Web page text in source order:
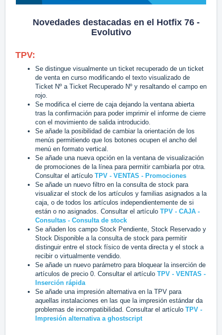
Novedades destacadas en el Hotfix 76 -
Evolutivo
TPV:
Se distingue visualmente un ticket recuperado de un ticket
de venta en curso modificando el texto visualizado de
Ticket Nº a Ticket Recuperado Nº y resaltando el campo en
rojo.
Se modifica el cierre de caja dejando la ventana abierta
tras la confirmación para poder imprimir el informe de cierre
con el movimiento de salida introducido.
Se añade la posibilidad de cambiar la orientación de los
menús permitiendo que los botones ocupen el ancho del
menú en formato vertical.
Se añade una nueva opción en la ventana de visualización
de promociones de la línea para permitir cambiarla por otra.
Consultar el artículo TPV - VENTAS - Promociones
Se añade un nuevo filtro en la consulta de stock para
visualizar el stock de los artículos y familias asignados a la
caja, o de todos los artículos independientemente de si
están o no asignados. Consultar el artículo TPV - CAJA -
Consultas - Consulta de stock
Se añaden los campo Stock Pendiente, Stock Reservado y
Stock Disponible a la consulta de stock para permitir
distinguir entre el stock físico de venta directa y el stock a
recibir o virtualmente vendido.
Se añade un nuevo parámetro para bloquear la inserción de
artículos de precio 0. Consultar el artículo TPV - VENTAS -
Inserción rápida
Se añade una impresión alternativa en la TPV para
aquellas instalaciones en las que la impresión estándar da
problemas de incompatibilidad. Consultar el artículo TPV -
Impresión alternativa a ghostscript